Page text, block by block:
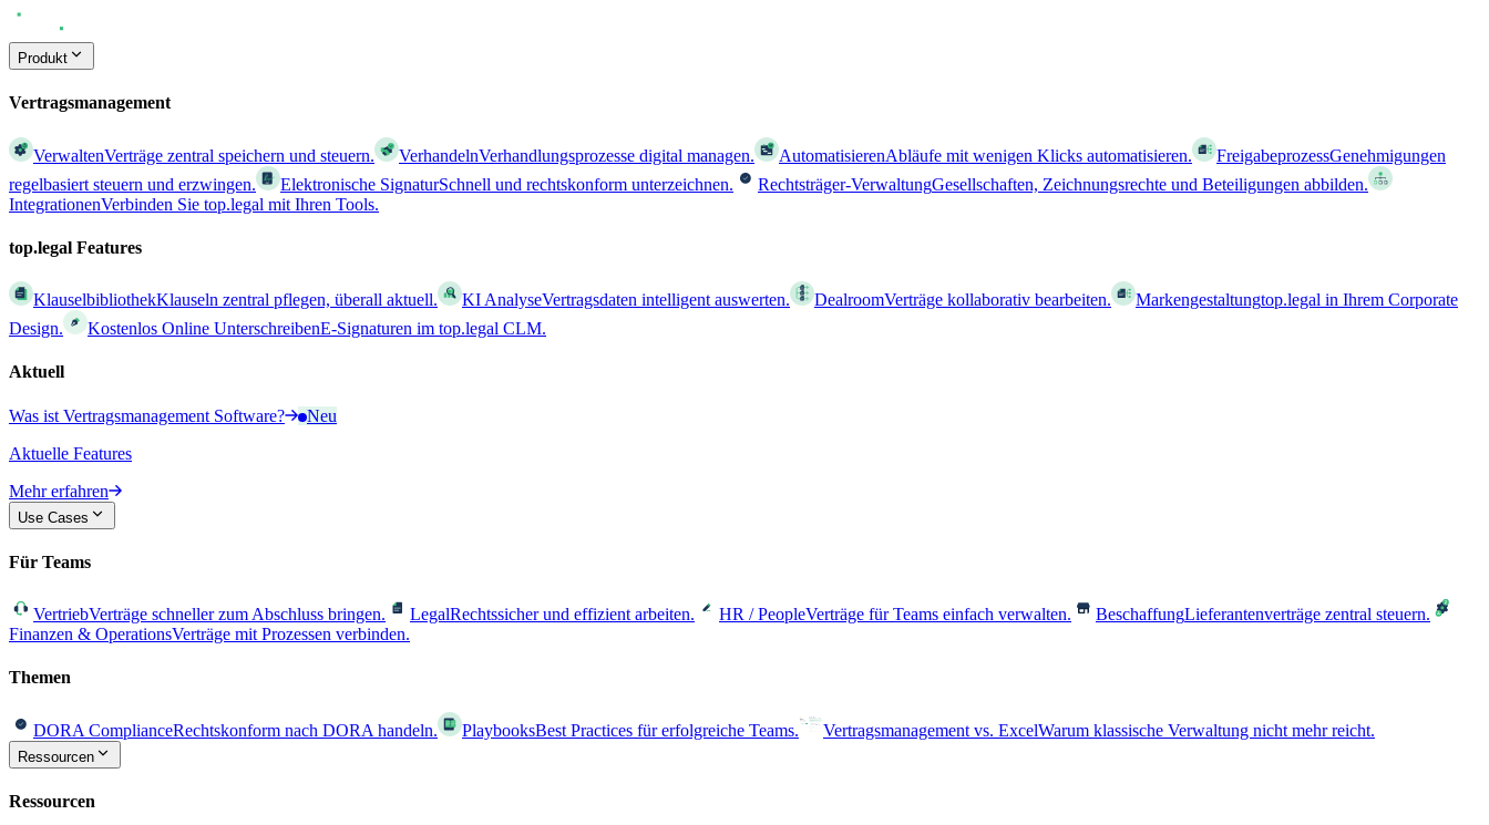
Produkt
Vertragsmanagement
VerwaltenVerträge zentral speichern und steuern. VerhandelnVerhandlungsprozesse digital managen. AutomatisierenAbläufe mit wenigen Klicks automatisieren. FreigabeprozessGenehmigungen
regelbasiert steuern und erzwingen.
Elektronische SignaturSchnell und rechtskonform unterzeichnen. Rechtsträger-VerwaltungGesellschaften, Zeichnungsrechte und Beteiligungen abbilden.
IntegrationenVerbinden Sie top.legal mit Ihren Tools.
top.legal Features
KlauselbibliothekKlauseln zentral pflegen, überall aktuell. KI AnalyseVertragsdaten intelligent auswerten. DealroomVerträge kollaborativ bearbeiten. Markengestaltungtop.legal in Ihrem Corporate
Design.
Kostenlos Online UnterschreibenE-Signaturen im top.legal CLM.
Aktuell
Was ist Vertragsmanagement Software?
Neu
Aktuelle Features
Mehr erfahren
Use Cases
Für Teams
VertriebVerträge schneller zum Abschluss bringen. LegalRechtssicher und effizient arbeiten. HR / PeopleVerträge für Teams einfach verwalten. BeschaffungLieferantenverträge zentral steuern.
Finanzen & OperationsVerträge mit Prozessen verbinden.
Themen
DORA ComplianceRechtskonform nach DORA handeln. PlaybooksBest Practices für erfolgreiche Teams. Vertragsmanagement vs. ExcelWarum klassische Verwaltung nicht mehr reicht.
Ressourcen
Ressourcen